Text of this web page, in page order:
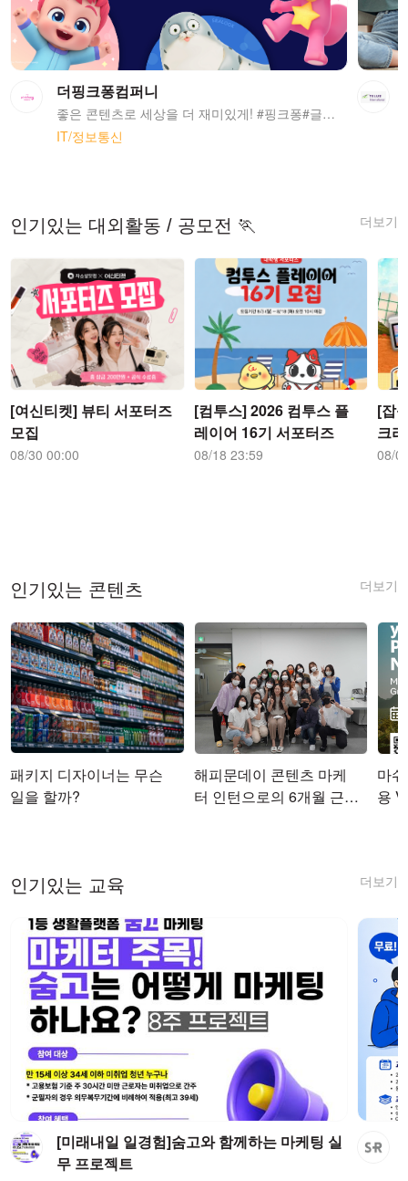
더핑크퐁컴퍼니
좋은 콘텐츠로 세상을 더 재미있게! #핑크퐁#글로벌#콘텐츠#플랫폼
IT/정보통신
더보기
인기있는 대외활동 / 공모전 🏃
[여신티켓] 뷰티 서포터즈
모집
08/30 00:00
[컴투스] 2026 컴투스 플
레이어 16기 서포터즈
08/18 23:59
[잡
크
즈
08/
더보기
인기있는 콘텐츠
패키지 디자이너는 무슨
일을 할까?
해피문데이 콘텐츠 마케
터 인턴으로의 6개월 근무
마쉬
용
더보기
인기있는 교육
[미래내일 일경험]숨고와 함께하는 마케팅 실
무 프로젝트